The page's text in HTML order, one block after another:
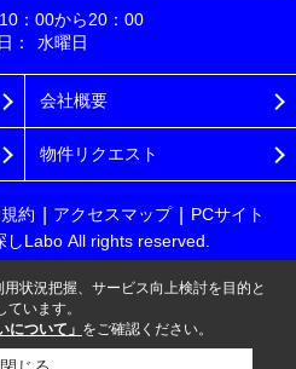
10：00から20：00
：
水曜日
会社概要
物件リクエスト
約 アクセスマップ
PCサイト
Labo All rights reserved.
状況把握、サービス向上検討を目的と
います。
について」 をご確認ください。